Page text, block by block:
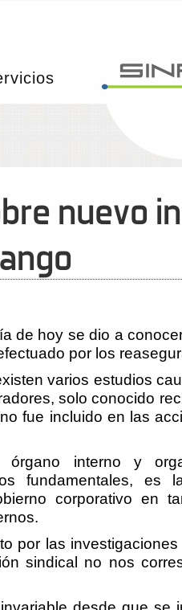
nuevo
de hoy se dio a
por los
varios estudios
solo conocido
fue incluido en las
interno y
fundamentales, es
corporativo en
por las
sindical no nos